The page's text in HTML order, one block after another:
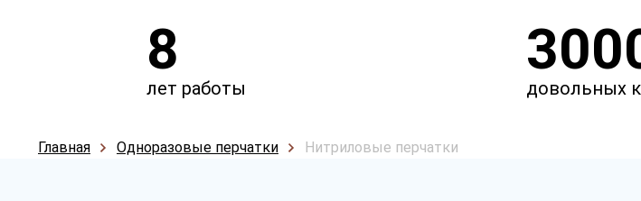
8
лет работы довольных
Главная Одноразовые перчатки Нитриловые перчатки